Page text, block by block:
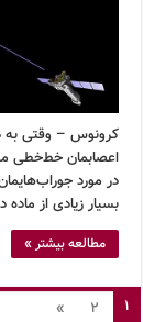
کرونوس – وقتی به
اعصابمان خط‌خطی
در مورد
بسیار زیادی از
مطالعه بیشتر »
1
2
»